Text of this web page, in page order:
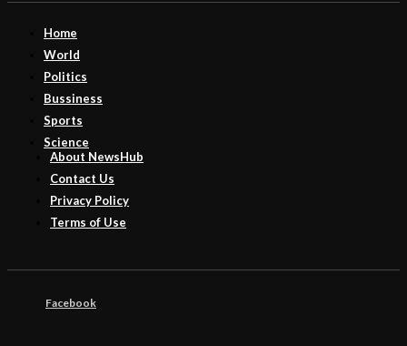
Home
World
Politics
Bussiness
Sports
Science
About NewsHub
Contact Us
Privacy Policy
Terms of Use
Facebook